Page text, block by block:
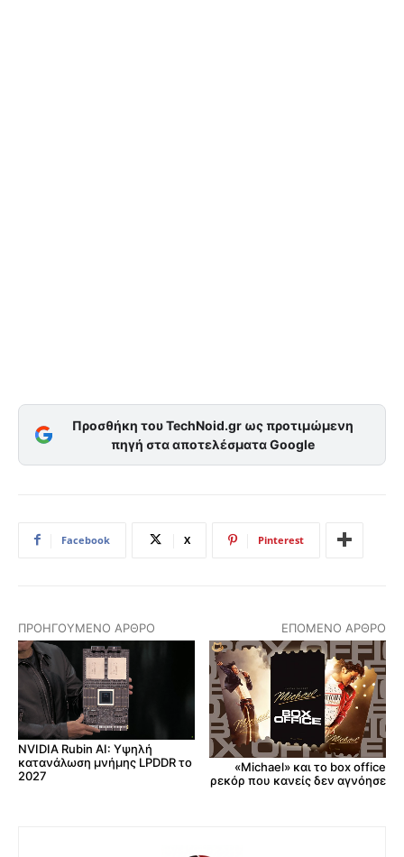
Προσθήκη του TechNoid.gr ως προτιμώμενη
πηγή στα αποτελέσματα Google
Facebook X Pinterest
ΠΡΟΗΓΟΎΜΕΝΟ ΆΡΘΡΟ
NVIDIA Rubin AI: Υψηλή
κατανάλωση μνήμης LPDDR το
2027
ΕΠΌΜΕΝΟ ΆΡΘΡΟ
«Michael» και το box office
ρεκόρ που κανείς δεν αγνόησε